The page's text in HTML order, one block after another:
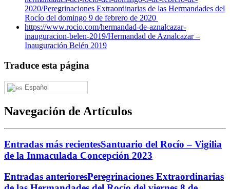
2020/Peregrinaciones Extraordinarias de las Hermandades del
Rocío del domingo 9 de febrero de 2020
https://www.rocio.com/hermandad-de-aznalcazar-
inauguracion-belen-2019/Hermandad de Aznalcazar –
Inauguración Belén 2019
Traduce esta página
Español
Navegación de Artículos
Entradas más recientesSantuario del Rocío – Vigilia
de la Inmaculada Concepción 2023
Entradas anterioresPeregrinaciones Extraordinarias